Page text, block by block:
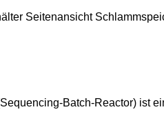
Seitenansicht
Batch-Reactor) ist